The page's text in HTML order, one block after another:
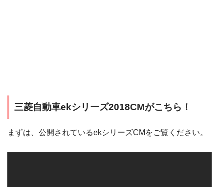
三菱自動車ekシリーズ2018CMがこちら！
まずは、公開されているekシリーズCMをご覧ください。